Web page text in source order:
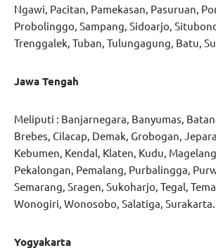
Ngawi, Pacitan, Pamekasan, Pasuruan,
Probolinggo, Sampang, Sidoarjo,
Trenggalek, Tuban, Tulungagung, Batu,
Jawa Tengah
Meliputi : Banjarnegara, Banyumas,
Brebes, Cilacap, Demak, Grobogan,
Kebumen, Kendal, Klaten, Kudu,
Pekalongan, Pemalang, Purbalingga,
Semarang, Sragen, Sukoharjo, Tegal,
Wonogiri, Wonosobo, Salatiga, Surakarta.
Yogyakarta